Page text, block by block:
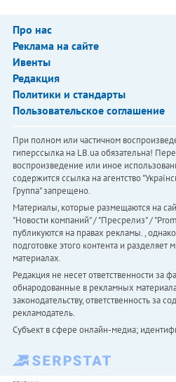
Про нас
Реклама на сайте
Ивенты
Редакция
Политики и стандарты
Пользовательское соглашение
При полном или частичном
гиперссылка на LB.ua обязательна!
воспроизведение или иное
содержится ссылка на агентство
Группа" запрещено.
Материалы, которые размещаются на
"Новости компаний" / "Пресрелиз" /
публикуются на правах рекламы. ,
подготовке этого контента и разделяет
материалах.
Редакция не несет ответственности за
обнародованные в рекламных
законодательству, ответственность за
рекламодатель.
Субъект в сфере онлайн-медиа;